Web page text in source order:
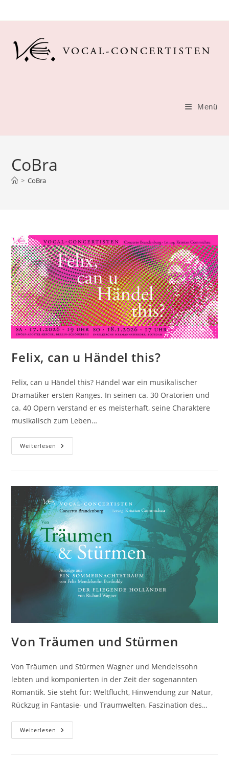
Inhalt
Menü
CoBra
> CoBra
Felix, can u Händel this?
Felix, can u Händel this? Händel war ein musikalischer
Dramatiker ersten Ranges. In seinen ca. 30 Oratorien und
ca. 40 Opern verstand er es meisterhaft, seine Charaktere
musikalisch zum Leben…
Weiterlesen Felix,
Can
Von Träumen und Stürmen
Von Träumen und Stürmen Wagner und Mendelssohn
lebten und komponierten in der Zeit der sogenannten
Romantik. Sie steht für: Weltflucht, Hinwendung zur Natur,
Rückzug in Fantasie- und Traumwelten, Faszination des…
Weiterlesen Von
Träumen